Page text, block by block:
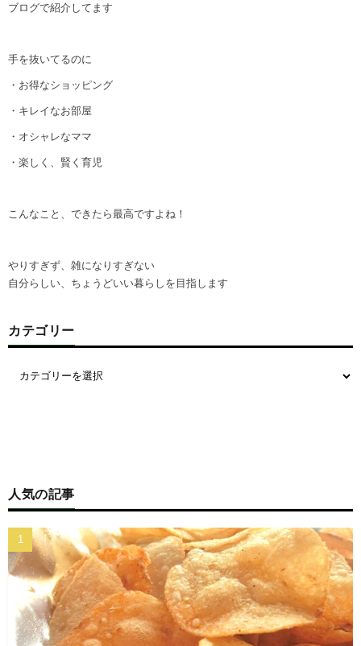
ブログで紹介してます
手を抜いてるのに
・お得なショッピング
・キレイなお部屋
・オシャレなママ
・楽しく、賢く育児
こんなこと、できたら最高ですよね！
やりすぎず、雑になりすぎない
自分らしい、ちょうどいい暮らしを目指します
カテゴリー
人気の記事